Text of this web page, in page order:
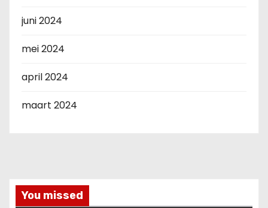
juni 2024
mei 2024
april 2024
maart 2024
You missed